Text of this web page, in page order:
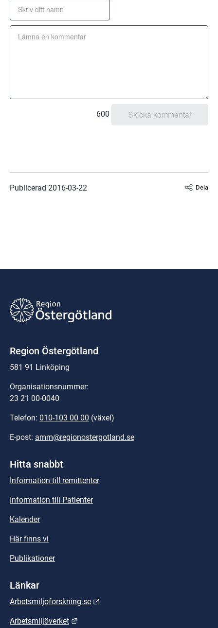
600
Publicerad 2016-03-22 Dela
Region Östergötland
581 91 Linköping
Organisationsnummer:
23 21 00-0040
Telefon: 010-103 00 00 (växel)
E-post: amm@regionostergotland.se
Hitta snabbt
Information till remittenter
Information till Patienter
Kalender
Här finns vi
Publikationer
Länkar
Arbetsmiljoforskning.se
Arbetsmiljöverket